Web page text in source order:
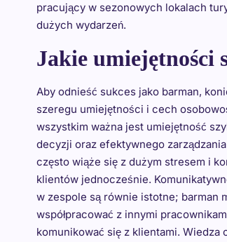
pracujący w sezonowych lokalach
dużych wydarzeń.
Jakie umiejętności
Aby odnieść sukces jako barman,
szeregu umiejętności i cech
wszystkim ważna jest umiejętność
decyzji oraz efektywnego
często wiąże się z dużym stresem i
klientów jednocześnie.
w zespole są równie istotne; barman
współpracować z innymi
komunikować się z klientami. Wiedza